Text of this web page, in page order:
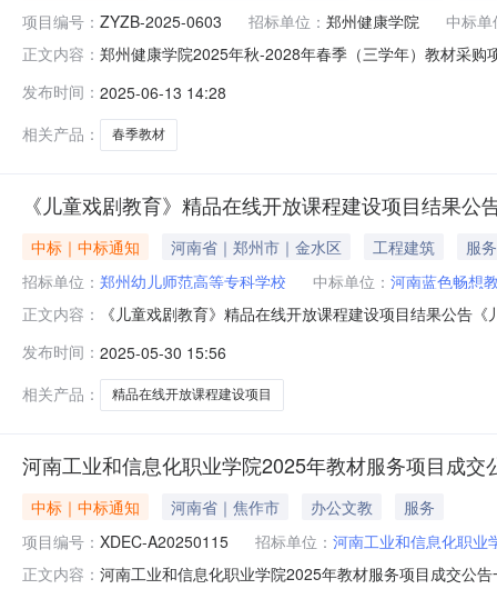
项目编号： ZYZB-2025-0603 招标单位： 郑州健康学院
中标单
正文内容： 郑州健康学院2025年秋-2028年春季（三学年）教材采
公司成交供应商地址：郑州市二七区大学路80号9号楼7
发布时间： 2025-06-13 14:28
相关产品：
春季教材
《儿童戏剧教育》精品在线开放课程建设项目结果公
中标｜中标通知 河南省｜郑州市｜金水区 工程建筑
服务
招标单位： 郑州幼儿师范高等专科学校 中标单位： 河南蓝色畅想
正文内容：
《儿童戏剧教育》精品在线开放课程建设项目结果公告
询价公告发布时间：2025年5月26日评审时间：2025年
服务要求：符合技术规范和标准
发布时间： 2025-05-30 15:56
相关产品：
精品在线开放课程建设项目
河南工业和信息化职业学院2025年教材服务项目成交
中标｜中标通知 河南省｜焦作市 办公文教
服务
项目编号： XDEC-A20250115 招标单位： 河南工业和信息化职业
正文内容： 河南工业和信息化职业学院2025年教材服务项目成交公